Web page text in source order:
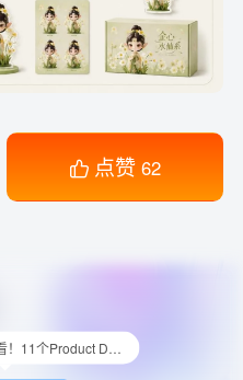
点赞 62
Design插件使用指南